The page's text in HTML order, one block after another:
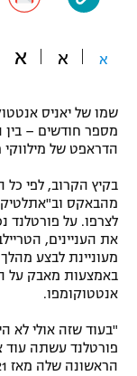
תקנון משתתפים
תקנון עבור
תקנון עבור פעילות
טניס
גיימינג E-Sports
תנאי שימוש
מדיניות פרטיות
כדורמים
בייסבול MLB
ספורט אתגרי
אומנויות לחימה
גיימינג E-Sports
א א א
שמו של יאניס
מספר חודשים – בין
הדראפט של מילווקי מ-2028 עד
בקיץ הקרוב, לפי כל
מהבאקס
לצרפו. על פורטלנד
את העניינים,
מעוניינת לבצע
באמצעות מאבק על
אנטטוקומפו.
"בעוד שזה אולי לא
פורטלנד עשתה עוד